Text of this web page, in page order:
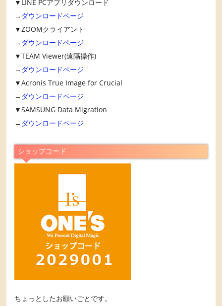
▼LINE PCアプリダウンロード
→ ダウンロードページ
▼ZOOMクライアント
→ ダウンロードページ
▼TEAM Viewer(遠隔操作)
→ ダウンロードページ
▼Acronis True Image for Crucial
→ ダウンロードページ
▼SAMSUNG Data Migration
→ ダウンロードページ
ショップコード
ちょっとしたお願いごとです。